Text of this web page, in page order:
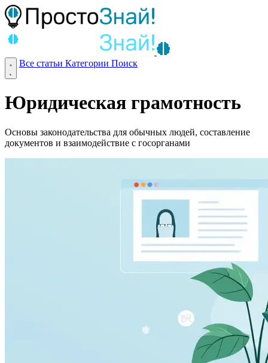
Все статьи Категории Поиск
Юридическая грамотность
Основы законодательства для обычных людей, составление
документов и взаимодействие с госорганами